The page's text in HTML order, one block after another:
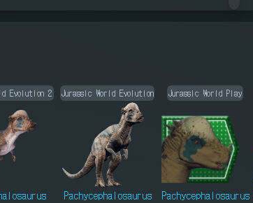
Evolution 2 Jurassic World Evolution
Pachycephalosaurus
Jurassic World Play
Pachycephalosaurus